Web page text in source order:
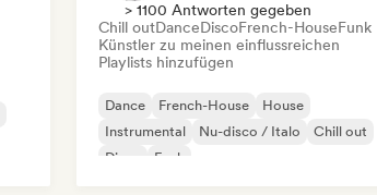
> 1100 Antworten gegeben
Chill outDanceDiscoFrench-HouseFunk
Künstler zu meinen einflussreichen
Playlists hinzufügen
Dance French-House
House
Instrumental
Nu-disco / Italo
Chill out
Disco
Funk